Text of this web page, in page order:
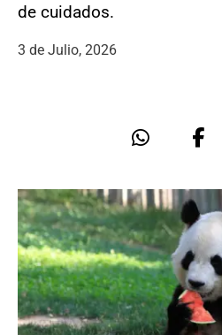
de cuidados.
3 de Julio, 2026